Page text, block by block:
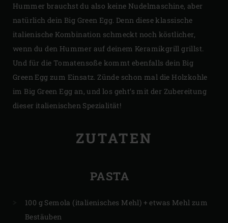
Hummer brauchst du also keine Nudelmaschine, aber
natürlich dein Big Green Egg. Denn diese klassische
italienische Kombination schmeckt noch köstlicher,
wenn du den Hummer auf deinem Keramikgrill grillst.
Und für die Tomatensoße kommt ebenfalls dein Big
Green Egg zum Einsatz. Zünde schon mal die Holzkohle
im Big Green Egg an, und los geht‘s mit der Zubereitung
dieser italienischen Spezialität!
ZUTATEN
PASTA
100 g Semola (italienisches Mehl) + etwas Mehl zum
Bestäuben